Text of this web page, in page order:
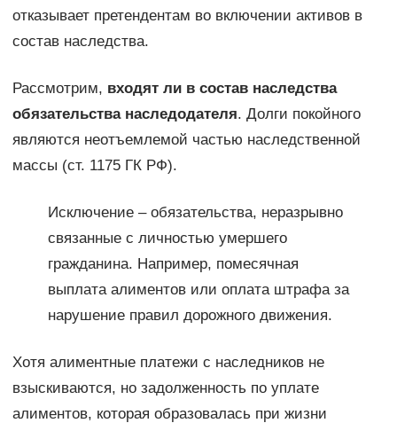
отказывает претендентам во включении активов в
состав наследства.
Рассмотрим, входят ли в состав наследства
обязательства наследодателя. Долги покойного
являются неотъемлемой частью наследственной
массы (ст. 1175 ГК РФ).
Исключение – обязательства, неразрывно
связанные с личностью умершего
гражданина. Например, помесячная
выплата алиментов или оплата штрафа за
нарушение правил дорожного движения.
Хотя алиментные платежи с наследников не
взыскиваются, но задолженность по уплате
алиментов, которая образовалась при жизни